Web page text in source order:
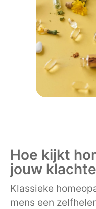
Hoe kijkt
jouw
Klassieke
mens een